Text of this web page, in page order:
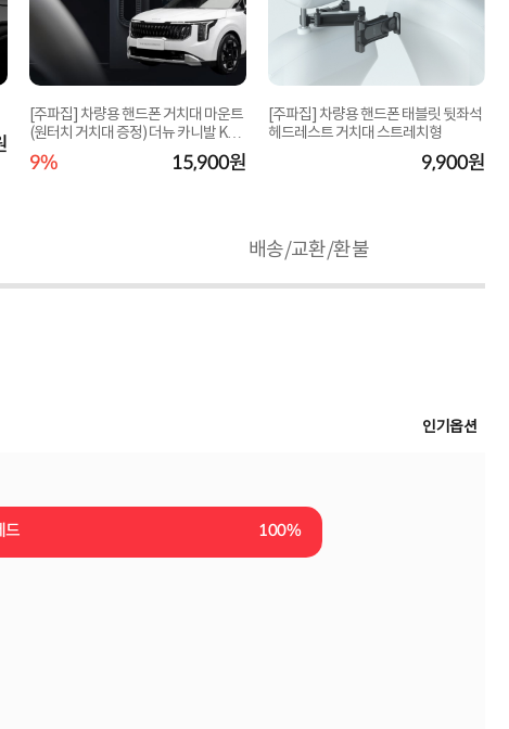
[주파집] 차량용 핸드폰 거치대 마운트
(원터치 거치대 증정) 더뉴 카니발 KA4
페이...
9% 15,900원
[주파집] 차량용 핸드폰 태블릿 뒷좌석
헤드레스트 거치대 스트레치형
9,900원
배송/교환/환불
인기옵션
드 100%